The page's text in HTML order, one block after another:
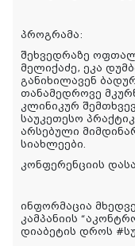
პროგრამა:
შეხვედრაზე
მელიქაძე, ეკა
განიხილავენ
თანამედროვე
კლინიკურ
საუკეთესო
არსებული
სიახლეები.
კონფერენციის
ინფორმაცია
კამპანიის
დიაბეტის დროს